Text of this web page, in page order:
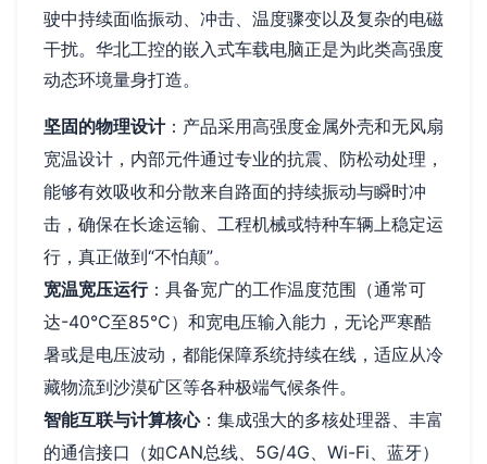
驶中持续面临振动、冲击、温度骤变以及复杂的电磁
干扰。华北工控的嵌入式车载电脑正是为此类高强度
动态环境量身打造。
坚固的物理设计：产品采用高强度金属外壳和无风扇
宽温设计，内部元件通过专业的抗震、防松动处理，
能够有效吸收和分散来自路面的持续振动与瞬时冲
击，确保在长途运输、工程机械或特种车辆上稳定运
行，真正做到“不怕颠”。
宽温宽压运行：具备宽广的工作温度范围（通常可
达-40℃至85℃）和宽电压输入能力，无论严寒酷
暑或是电压波动，都能保障系统持续在线，适应从冷
藏物流到沙漠矿区等各种极端气候条件。
智能互联与计算核心：集成强大的多核处理器、丰富
的通信接口（如CAN总线、5G/4G、Wi-Fi、蓝牙）